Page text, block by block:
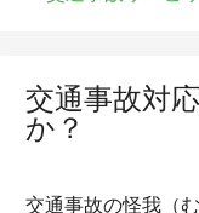
交通事故対
か？
交通事故の怪我（